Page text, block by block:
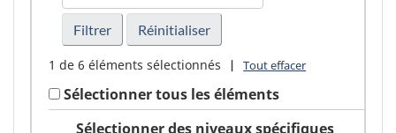
1 de6 éléments sélectionnés | Tout effacer
Sélectionner tous les éléments
Sélectionner des niveaux spécifiques